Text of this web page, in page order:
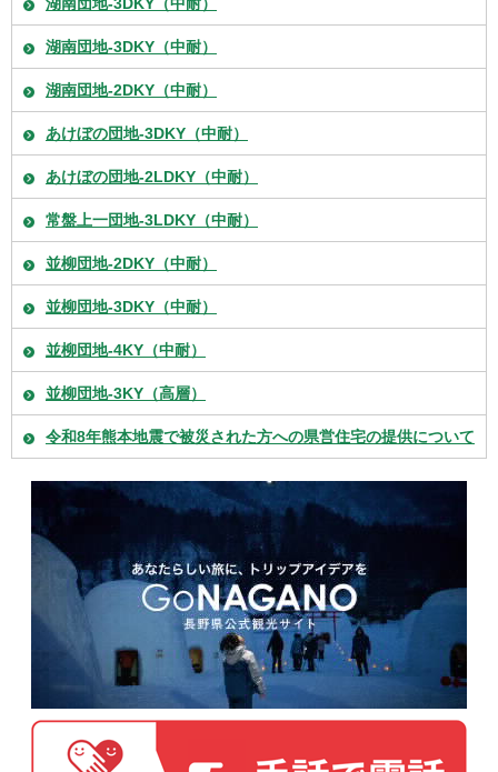
湖南団地-3DKY（中耐）
湖南団地-2DKY（中耐）
あけぼの団地-3DKY（中耐）
あけぼの団地-2LDKY（中耐）
常盤上一団地-3LDKY（中耐）
並柳団地-2DKY（中耐）
並柳団地-3DKY（中耐）
並柳団地-4KY（中耐）
並柳団地-3KY（高層）
令和8年熊本地震で被災された方への県営住宅の提供について